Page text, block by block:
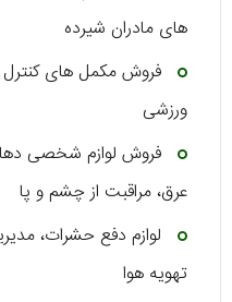
‌های مادران شیرده
فروش مکمل ‌های کنترل
ورزشی
فروش لوازم شخصی
عرق، مراقبت از چشم و پا
لوازم دفع حشرات،
تهویه هوا